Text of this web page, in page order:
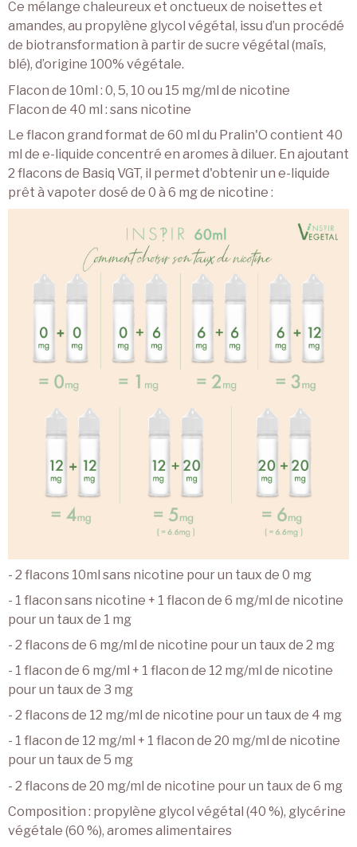
Ce mélange chaleureux et onctueux de noisettes et
amandes, au propylène glycol végétal, issu d’un procédé
de biotransformation à partir de sucre végétal (maïs,
blé), d’origine 100% végétale.
Flacon de 10ml : 0, 5, 10 ou 15 mg/ml de nicotine
Flacon de 40 ml : sans nicotine
Le flacon grand format de 60 ml du Pralin'O contient 40
ml de e-liquide concentré en aromes à diluer. En ajoutant
2 flacons de Basiq VGT, il permet d'obtenir un e-liquide
prêt à vapoter dosé de 0 à 6 mg de nicotine :
- 2 flacons 10ml sans nicotine pour un taux de 0 mg
- 1 flacon sans nicotine + 1 flacon de 6 mg/ml de nicotine
pour un taux de 1 mg
- 2 flacons de 6 mg/ml de nicotine pour un taux de 2 mg
- 1 flacon de 6 mg/ml + 1 flacon de 12 mg/ml de nicotine
pour un taux de 3 mg
- 2 flacons de 12 mg/ml de nicotine pour un taux de 4 mg
- 1 flacon de 12 mg/ml + 1 flacon de 20 mg/ml de nicotine
pour un taux de 5 mg
- 2 flacons de 20 mg/ml de nicotine pour un taux de 6 mg
Composition : propylène glycol végétal (40 %), glycérine
végétale (60 %), aromes alimentaires